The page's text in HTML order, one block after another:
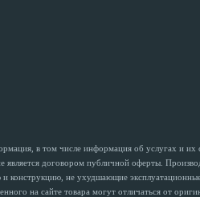
в том числе информация об услугах и
договором публичной оферты.
и конструкцию, не ухудшающие
на сайте товара могут отличаться от